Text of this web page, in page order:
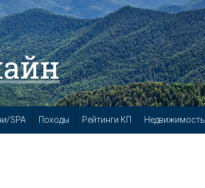
SPA Походы Рейтинги КП Недвижимость